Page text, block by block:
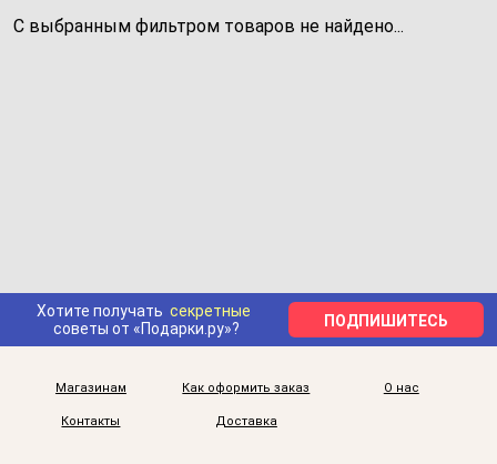
С выбранным фильтром товаров не найдено...
Хотите получать секретные
советы от «Подарки.ру»?
ПОДПИШИТЕСЬ
Магазинам Как оформить заказ О нас
Контакты Доставка